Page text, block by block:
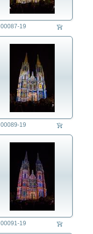
00087-19
00089-19
00091-19